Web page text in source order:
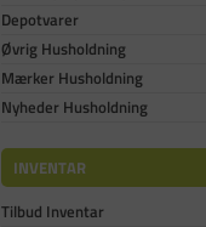
Depotvarer
Øvrig Husholdning
Mærker Husholdning
Nyheder Husholdning
INVENTAR
Tilbud Inventar